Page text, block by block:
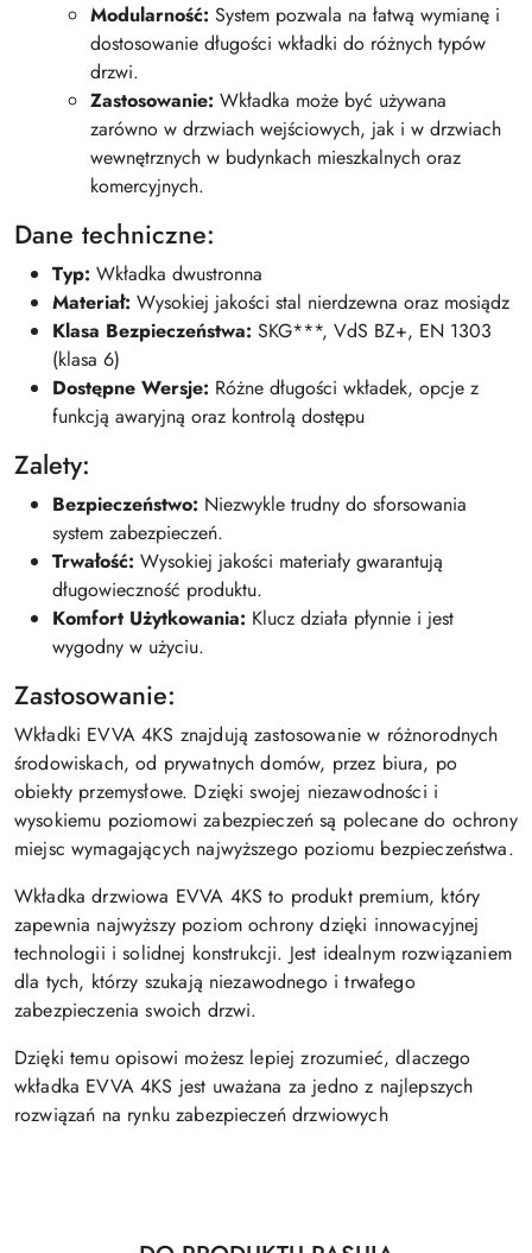
Modularność: System pozwala na łatwą wymianę i
dostosowanie długości wkładki do różnych typów
drzwi.
Zastosowanie: Wkładka może być używana
zarówno w drzwiach wejściowych, jak i w drzwiach
wewnętrznych w budynkach mieszkalnych oraz
komercyjnych.
Dane techniczne:
Typ: Wkładka dwustronna
Materiał: Wysokiej jakości stal nierdzewna oraz mosiądz
Klasa Bezpieczeństwa: SKG***, VdS BZ+, EN 1303
(klasa 6)
Dostępne Wersje: Różne długości wkładek, opcje z
funkcją awaryjną oraz kontrolą dostępu
Zalety:
Bezpieczeństwo: Niezwykle trudny do sforsowania
system zabezpieczeń.
Trwałość: Wysokiej jakości materiały gwarantują
długowieczność produktu.
Komfort Użytkowania: Klucz działa płynnie i jest
wygodny w użyciu.
Zastosowanie:
Wkładki EVVA 4KS znajdują zastosowanie w różnorodnych
środowiskach, od prywatnych domów, przez biura, po
obiekty przemysłowe. Dzięki swojej niezawodności i
wysokiemu poziomowi zabezpieczeń są polecane do ochrony
miejsc wymagających najwyższego poziomu bezpieczeństwa.
Wkładka drzwiowa EVVA 4KS to produkt premium, który
zapewnia najwyższy poziom ochrony dzięki innowacyjnej
technologii i solidnej konstrukcji. Jest idealnym rozwiązaniem
dla tych, którzy szukają niezawodnego i trwałego
zabezpieczenia swoich drzwi.
Dzięki temu opisowi możesz lepiej zrozumieć, dlaczego
wkładka EVVA 4KS jest uważana za jedno z najlepszych
rozwiązań na rynku zabezpieczeń drzwiowych